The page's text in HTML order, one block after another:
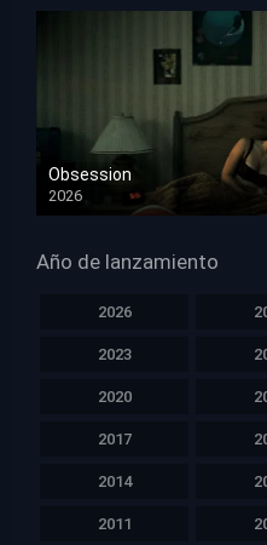
Obsession
2026
HD 1080p
Año de lanzamiento
2026
2023
2020
2017
2014
2011